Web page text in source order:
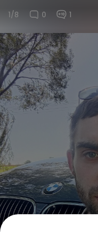
1/8 0 1